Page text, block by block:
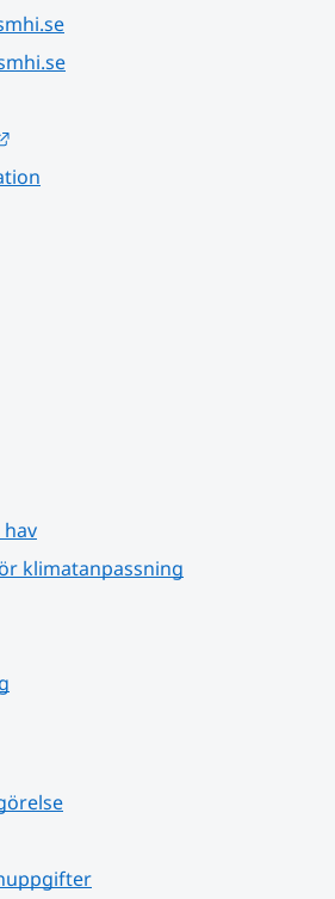
klimatanpassning